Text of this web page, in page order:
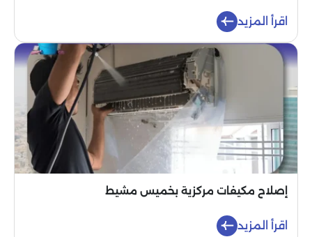
اقرأ المزيد
إصلاح مكيفات مركزية بخميس مشيط
اقرأ المزيد